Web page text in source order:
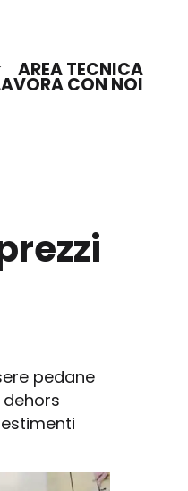
AREA TECNICA
CON NOI
pedane